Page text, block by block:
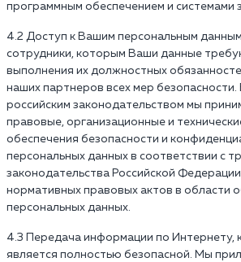
программным обеспечением и системами
4.2 Доступ к Вашим персональным
сотрудники, которым Ваши данные
выполнения их должностных
наших партнеров всех мер безопасности.
российским законодательством мы
правовые, организационные и
обеспечения безопасности и
персональных данных в соответствии с
законодательства Российской
нормативных правовых актов в области
персональных данных.
4.3 Передача информации по Интернету,
является полностью безопасной. Мы